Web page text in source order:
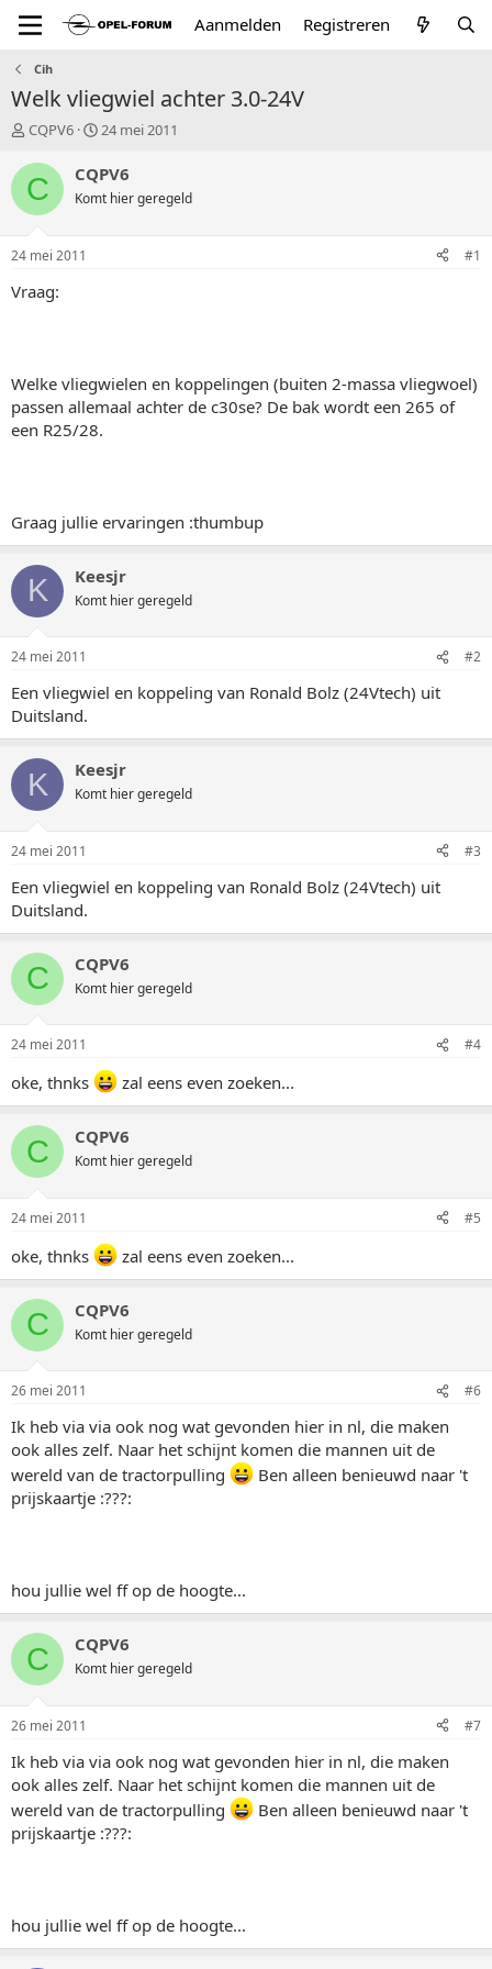
Aanmelden Registreren
Cih
Welk vliegwiel achter 3.0-24V
T
p
i
a
r
CQPV6
S
a
t
24 mei 2011
C CQPV6
Komt hier geregeld
24 mei 2011 #1
Vraag:
Welke vliegwielen en koppelingen (buiten 2-massa vliegwoel)
passen allemaal achter de c30se? De bak wordt een 265 of
een R25/28.
Graag jullie ervaringen :thumbup
K Keesjr
Komt hier geregeld
24 mei 2011 #2
Een vliegwiel en koppeling van Ronald Bolz (24Vtech) uit
Duitsland.
K Keesjr
Komt hier geregeld
24 mei 2011 #3
Een vliegwiel en koppeling van Ronald Bolz (24Vtech) uit
Duitsland.
C CQPV6
Komt hier geregeld
24 mei 2011 #4
oke, thnks zal eens even zoeken...
C CQPV6
Komt hier geregeld
24 mei 2011 #5
oke, thnks zal eens even zoeken...
C CQPV6
Komt hier geregeld
26 mei 2011 #6
Ik heb via via ook nog wat gevonden hier in nl, die maken
ook alles zelf. Naar het schijnt komen die mannen uit de
wereld van de tractorpulling
Ben alleen benieuwd naar 't
prijskaartje :???:
hou jullie wel ff op de hoogte...
C CQPV6
Komt hier geregeld
26 mei 2011 #7
Ik heb via via ook nog wat gevonden hier in nl, die maken
ook alles zelf. Naar het schijnt komen die mannen uit de
wereld van de tractorpulling
Ben alleen benieuwd naar 't
prijskaartje :???:
hou jullie wel ff op de hoogte...